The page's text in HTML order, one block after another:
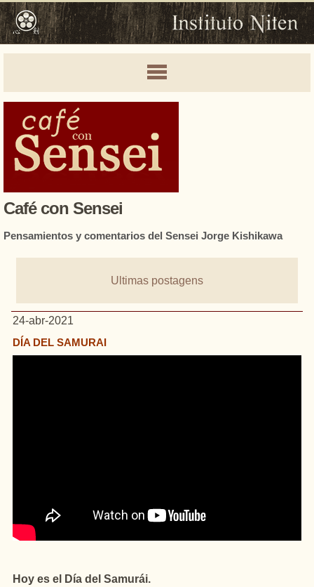
Café con Sensei
Pensamientos y comentarios del Sensei Jorge Kishikawa
Ultimas postagens
24-abr-2021
DÍA DEL SAMURAI
Hoy es el Día del Samurái.